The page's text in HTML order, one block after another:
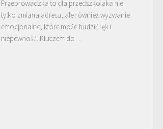
Przeprowadzka to dla przedszkolaka nie
tylko zmiana adresu, ale również wyzwanie
emocjonalne, które może budzić lęk i
niepewność. Kluczem do …